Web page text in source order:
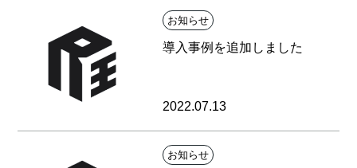
お知らせ
導入事例を追加しました
2022.07.13
お知らせ